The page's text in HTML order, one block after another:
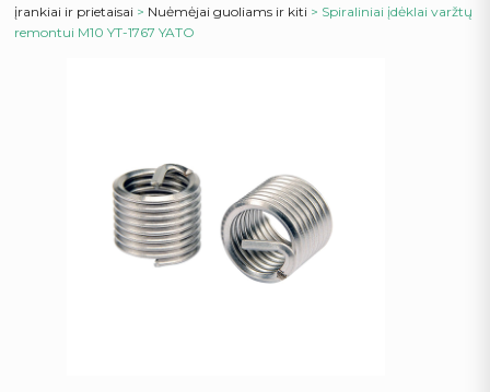
įrankiai ir prietaisai > Nuėmėjai guoliams ir kiti > Spiraliniai įdėklai varžtų
remontui M10 YT-1767 YATO